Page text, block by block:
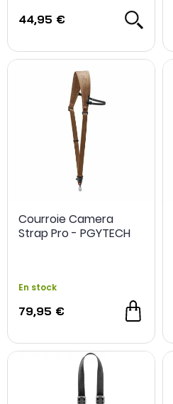
44,95 €
Courroie Camera
Strap Pro - PGYTECH
En stock
79,95 €